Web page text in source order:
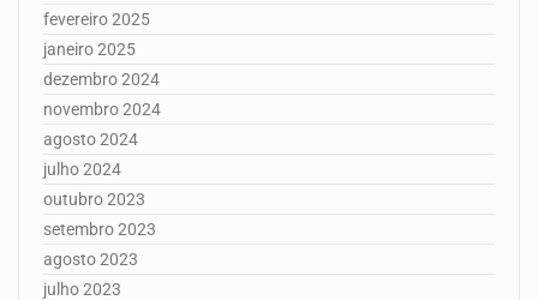
fevereiro 2025
janeiro 2025
dezembro 2024
novembro 2024
agosto 2024
julho 2024
outubro 2023
setembro 2023
agosto 2023
julho 2023